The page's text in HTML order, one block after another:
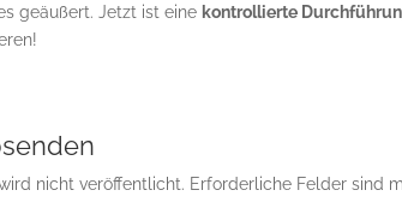
geäußert. Jetzt ist eine kontrollierte
nicht veröffentlicht. Erforderliche Felder sind